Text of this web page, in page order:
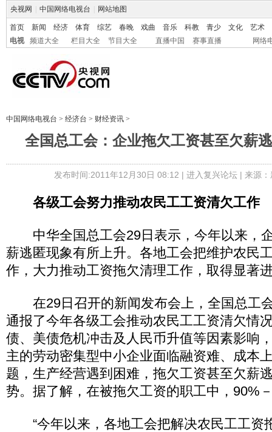
央视网 中国网络电视台 网站地图
首页 新闻 经济 体育 综艺 春晚 戏曲 音乐 科教 青少 文化
艺术
电视
频道大全 栏目大全 节目大全 直播中国 赛事直播 网络
中国网络电视台 > 经济台 > 财经资讯 >
全国总工会：企业拖欠工资甚至欠薪
发布时间:2011年12月30日 08:12 | 进入复兴论坛| 来源
各级工会努力推动农民工工资清欠工作
中华全国总工会29日表示，今年以来，
薪逃匿现象有所上升。各地工会把维护农民
作，大力推动工资拖欠清理工作，取得显著
在29日召开的新闻发布会上，全国总工
通报了今年各级工会推动农民工工资清欠情
债、美债危机冲击及人民币升值等因素影响
主的劳动密集型中小企业面临融资难、成本
题，生产经营遇到困难，拖欠工资甚至欠薪
势。据了解，在被拖欠工资的职工中，90%
“今年以来，各地工会把解决农民工工资